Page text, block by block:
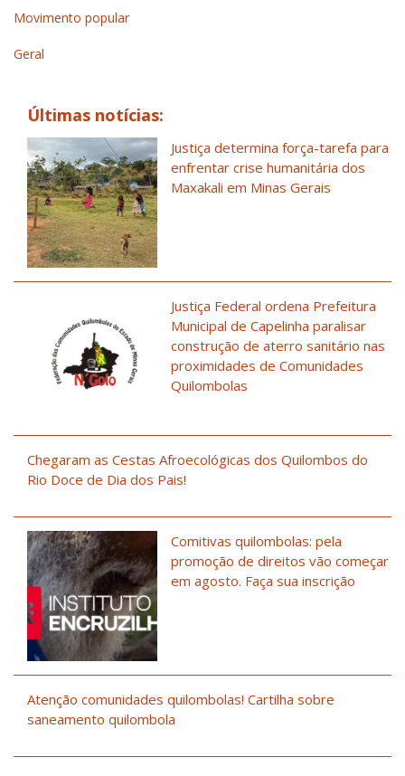
Movimento popular
Geral
Últimas notícias:
Justiça determina força-tarefa para
enfrentar crise humanitária dos
Maxakali em Minas Gerais
Justiça Federal ordena Prefeitura
Municipal de Capelinha paralisar
construção de aterro sanitário nas
proximidades de Comunidades
Quilombolas
Chegaram as Cestas Afroecológicas dos Quilombos do
Rio Doce de Dia dos Pais!
Comitivas quilombolas: pela
promoção de direitos vão começar
em agosto. Faça sua inscrição
Atenção comunidades quilombolas! Cartilha sobre
saneamento quilombola